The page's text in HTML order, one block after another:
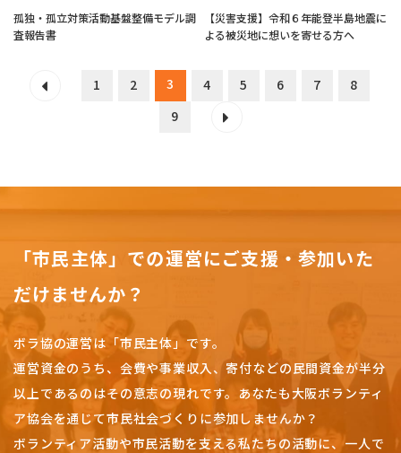
孤独・孤立対策活動基盤整備モデル調
査報告書
【災害支援】令和６年能登半島地震に
よる被災地に想いを寄せる方へ
1 2 3 4 5 6 7
8
9
「市民主体」での運営にご支援・参加いた
だけませんか？
ボラ協の運営は「市民主体」です。
運営資金のうち、会費や事業収入、寄付などの民間資金が半分
以上であるのはその意志の現れです。 あなたも大阪ボランティ
ア協会を通じて市民社会づくりに参加しませんか？
ボランティア活動や市民活動を支える私たちの活動に、一人で